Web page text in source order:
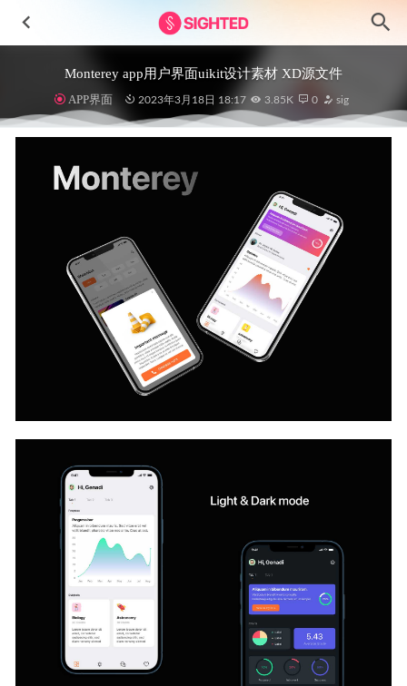
Monterey app用户界面uikit设计素材 XD源文件
APP界面 2023年3月18日 18:17 3.85K 0 sig
一组磨砂玻璃效果图标 .fig .ai .svg素材 2021-04-23
地产租房买房app ui .fig素材
2020-12-22
暗黑风格银行金融 app ui设计 .fig素材 2021-08-12
iOS E-Commerce电商app ui设计.fig素材
2021-08-28
795个个性化头像设计素材 .ai .svg .spe源文件